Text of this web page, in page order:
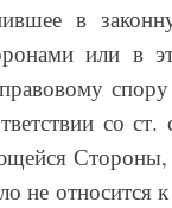
в
или в
со
не относится